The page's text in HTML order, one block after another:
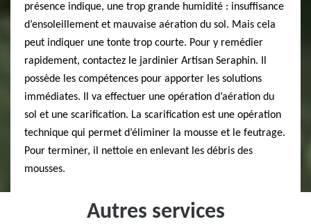
présence indique, une trop grande humidité : insuffisance
d’ensoleillement et mauvaise aération du sol. Mais cela
peut indiquer une tonte trop courte. Pour y remédier
rapidement, contactez le jardinier Artisan Seraphin. Il
possède les compétences pour apporter les solutions
immédiates. Il va effectuer une opération d’aération du
sol et une scarification. La scarification est une opération
technique qui permet d’éliminer la mousse et le feutrage.
Pour terminer, il nettoie en enlevant les débris des
mousses.
Autres services